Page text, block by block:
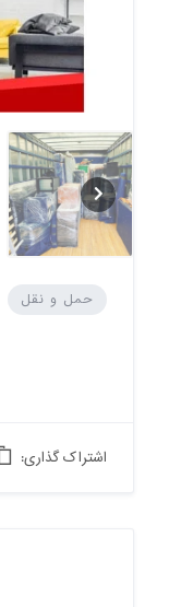
حمل و نقل
:اشتراک گذاری